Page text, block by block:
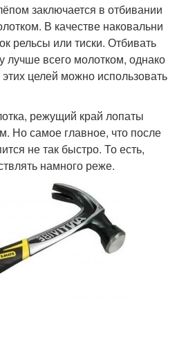
заключается в отбивании
В качестве наковальни
рельсы или тиски. Отбивать
всего молотком, однако
целей можно использовать
режущий край лопаты
Но самое главное, что после
не так быстро. То есть,
намного реже.